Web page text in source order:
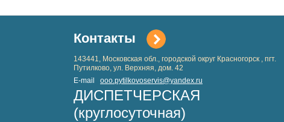
Контакты
143441, Московская обл., городской округ Красногорск , пгт.
Путилково, ул. Верхняя, дом. 42
Е-mail ooo.pytilkovoservis@yandex.ru
ДИСПЕТЧЕРСКАЯ
(круглосуточная)